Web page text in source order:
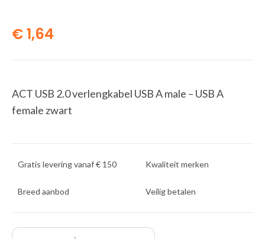
€1,64
ACT USB 2.0 verlengkabel USB A male – USB A
female zwart
Gratis levering vanaf € 150 Kwaliteit merken
Breed aanbod Veilig betalen